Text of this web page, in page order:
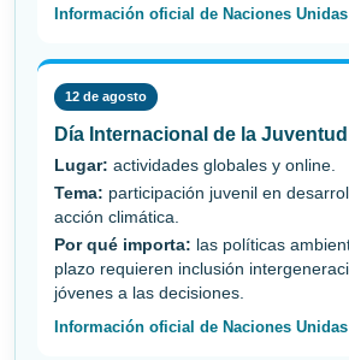
Información oficial de Naciones Unidas
12 de agosto
Día Internacional de la Juventud
Lugar: actividades globales y online.
Tema: participación juvenil en
acción climática.
Por qué importa: las políticas
plazo requieren inclusión
jóvenes a las decisiones.
Información oficial de Naciones Unidas